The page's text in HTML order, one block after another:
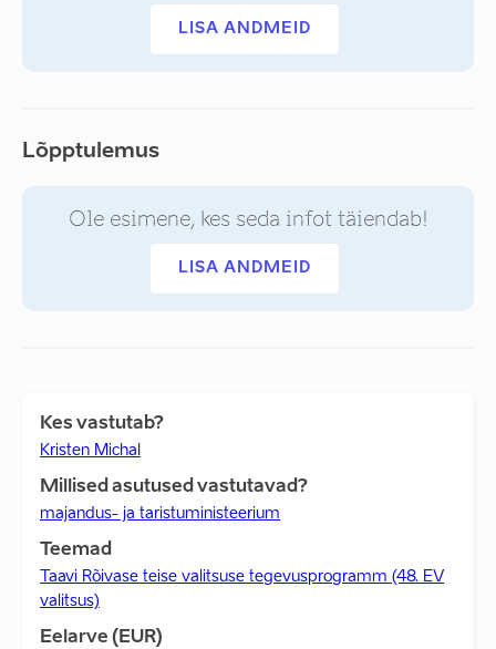
LISA ANDMEID
Lõpptulemus
Ole esimene, kes seda infot täiendab!
LISA ANDMEID
Kes vastutab?
Kristen Michal
Millised asutused vastutavad?
majandus- ja taristuministeerium
Teemad
Taavi Rõivase teise valitsuse tegevusprogramm (48. EV
valitsus)
Eelarve (EUR)